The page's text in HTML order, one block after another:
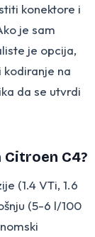
konektore i
je sam
je opcija,
na
da se utvrdi
C4?
(1.4 VTi, 1.6
(5-6 l/100